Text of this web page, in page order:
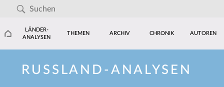
LÄNDER-
ANALYSEN
THEMEN ARCHIV CHRONIK AUTOREN
RUSSLAND-ANALYSEN